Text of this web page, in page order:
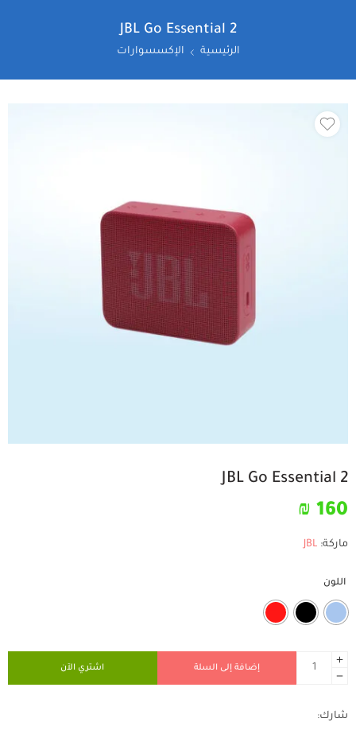
JBL Go Essential 2
الرئيسية الإكسسوارات
JBL Go Essential 2
160
₪
ماركة: JBL
اللون
إضافة إلى السلة اشتري الآن
شارك: